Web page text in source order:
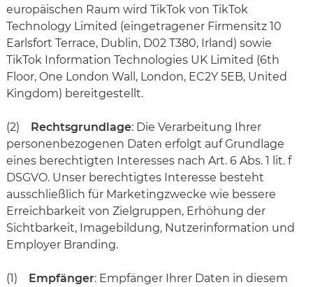
europäischen Raum wird TikTok von TikTok
Technology Limited (eingetragener Firmensitz 10
Earlsfort Terrace, Dublin, D02 T380, Irland) sowie
TikTok Information Technologies UK Limited (6th
Floor, One London Wall, London, EC2Y 5EB, United
Kingdom) bereitgestellt.
(2) Rechtsgrundlage: Die Verarbeitung Ihrer
personenbezogenen Daten erfolgt auf Grundlage
eines berechtigten Interesses nach Art. 6 Abs. 1 lit. f
DSGVO. Unser berechtigtes Interesse besteht
ausschließlich für Marketingzwecke wie bessere
Erreichbarkeit von Zielgruppen, Erhöhung der
Sichtbarkeit, Imagebildung, Nutzerinformation und
Employer Branding.
(1) Empfänger: Empfänger Ihrer Daten in diesem